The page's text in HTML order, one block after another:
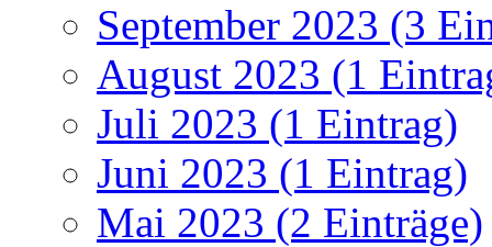
September 2023 (3
August 2023 (1
Juli 2023 (1 Eintrag)
Juni 2023 (1 Eintrag)
Mai 2023 (2 Einträge)